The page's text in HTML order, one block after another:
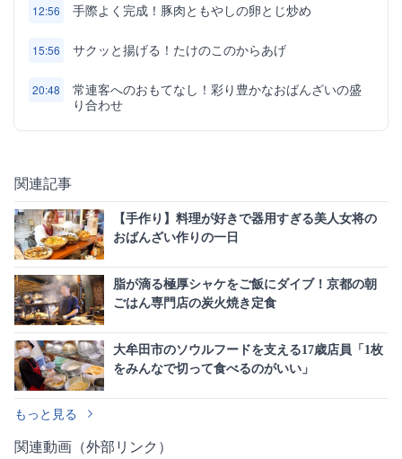
12:56 手際よく完成！豚肉ともやしの卵とじ炒め
15:56 サクッと揚げる！たけのこのからあげ
20:48
常連客へのおもてなし！彩り豊かなおばんざいの盛
り合わせ
関連記事
【手作り】料理が好きで器用すぎる美人女将の
おばんざい作りの一日
脂が滴る極厚シャケをご飯にダイブ！京都の朝
ごはん専門店の炭火焼き定食
大牟田市のソウルフードを支える17歳店員「1枚
をみんなで切って食べるのがいい」
もっと見る
関連動画（外部リンク）